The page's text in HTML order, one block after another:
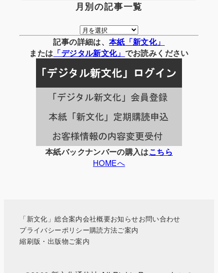
月別の記事一覧
月
別
の
事
一
覧
記事の詳細は、 本紙「新文化」
または 「デジタル新文化」 でお読みください
本紙バックナンバーの購入はこちら
HOMEへ
「新文化」総合案内会社概要お知らせお問い合わせ
プライバシーポリシー購読方法ご案内
縮刷版・出版物ご案内